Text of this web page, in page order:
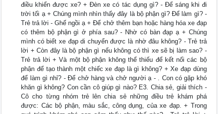
điều khiển được xe? + Đèn xe có tác dụng gì? - Để sáng khi đi
trời tối ạ + Chúng mình nhìn thấy đây là bộ phận gì? Để làm gì? -
Trẻ trả lời - Ghế ngồi ạ + Để chở thêm bạn hoặc hàng hóa xe đạp
có thêm bộ phận gì ở phía sau? - Nhờ có bàn đạp ạ + Chúng
mình có biết xe đạp di chuyển được là nhờ đâu không? - Trẻ trả
lời + Còn đây là bộ phận gì nếu không có thì xe sẽ bị làm sao? -
Trẻ trả lời + Và một bộ phận không thể thiếu để kết nối các bộ
phận để tạo thành một chiếc xe đạp là gì không? + Xe đạp dùng
để làm gì nhỉ? - Để chở hàng và chở người ạ - . Con có gặp khó
khăn gì không? Con cần cô giúp gì nào? E3. Chia sẻ, giải thích -
Cô cho từng nhóm trẻ lên chia sẻ những điều trẻ khám phá
được: Các bộ phận, màu sắc, công dụng, của xe đạp. + Trong